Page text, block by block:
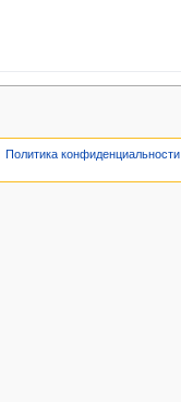
Политика конфиденциальности